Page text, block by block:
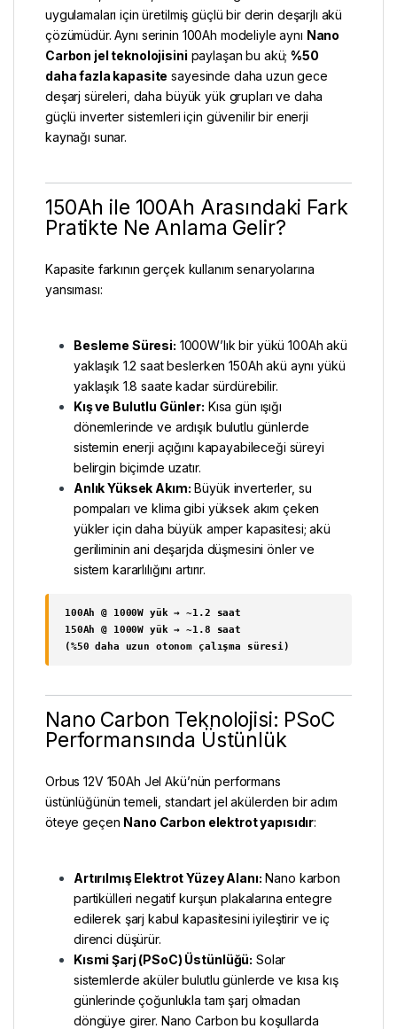
uygulamaları için üretilmiş güçlü bir derin deşarjlı akü
çözümüdür. Aynı serinin 100Ah modeliyle aynı Nano
Carbon jel teknolojisini paylaşan bu akü;%50
daha fazla kapasite sayesinde daha uzun gece
deşarj süreleri, daha büyük yük grupları ve daha
güçlü inverter sistemleri için güvenilir bir enerji
kaynağı sunar.
150Ah ile 100Ah Arasındaki Fark
Pratikte Ne Anlama Gelir?
Kapasite farkının gerçek kullanım senaryolarına
yansıması:
Besleme Süresi: 1000W’lık bir yükü 100Ah akü
yaklaşık 1.2 saat beslerken 150Ah akü aynı yükü
yaklaşık 1.8 saate kadar sürdürebilir.
Kış ve Bulutlu Günler: Kısa gün ışığı
dönemlerinde ve ardışık bulutlu günlerde
sistemin enerji açığını kapayabileceği süreyi
belirgin biçimde uzatır.
Anlık Yüksek Akım: Büyük inverterler, su
pompaları ve klima gibi yüksek akım çeken
yükler için daha büyük amper kapasitesi; akü
geriliminin ani deşarjda düşmesini önler ve
sistem kararlılığını artırır.
100Ah @ 1000W yük → ~1.2 saat
150Ah @ 1000W yük → ~1.8 saat
(%50 daha uzun otonom çalışma süresi)
Nano Carbon Teknolojisi: PSoC
Performansında Üstünlük
Orbus 12V 150Ah Jel Akü’nün performans
üstünlüğünün temeli, standart jel akülerden bir adım
öteye geçen Nano Carbon elektrot yapısıdır:
Artırılmış Elektrot Yüzey Alanı: Nano karbon
partikülleri negatif kurşun plakalarına entegre
edilerek şarj kabul kapasitesini iyileştirir ve iç
direnci düşürür.
Kısmi Şarj (PSoC) Üstünlüğü: Solar
sistemlerde aküler bulutlu günlerde ve kısa kış
günlerinde çoğunlukla tam şarj olmadan
döngüye girer. Nano Carbon bu koşullarda